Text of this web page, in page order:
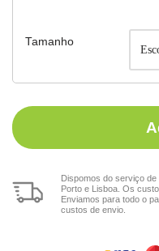
Tamanho
Dispomos do serviço de
Porto e Lisboa. Os
Enviamos para todo o
custos de envio.